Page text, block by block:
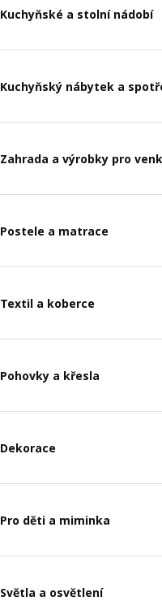
Kuchyňské a stolní nádobí
Kuchyňský nábytek a
Zahrada a výrobky pro
Postele a matrace
Textil a koberce
Pohovky a křesla
Dekorace
Pro děti a miminka
Světla a osvětlení